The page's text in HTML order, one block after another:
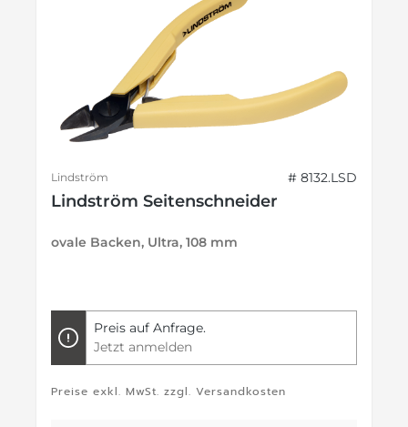
Lindström # 8132.LSD
Lindström Seitenschneider
ovale Backen, Ultra, 108 mm
Preis auf Anfrage.
Jetzt anmelden
Preise exkl. MwSt. zzgl. Versandkosten